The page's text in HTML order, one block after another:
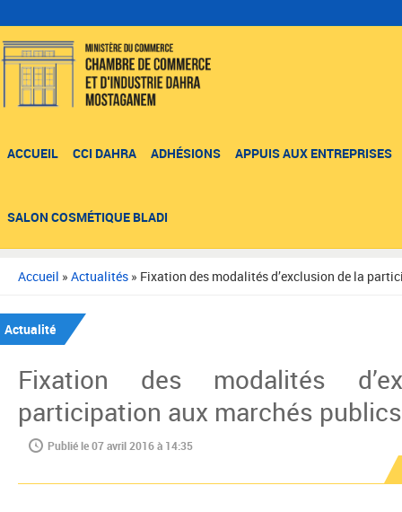
ACCUEIL CCI DAHRA ADHÉSIONS APPUIS AUX ENTREPRISES
SALON COSMÉTIQUE BLADI
Accueil » Actualités » Fixation des modalités d’exclusion de la
Actualité
Fixation des modalités
participation aux marchés publics
Publié le 07 avril 2016 à 14:35